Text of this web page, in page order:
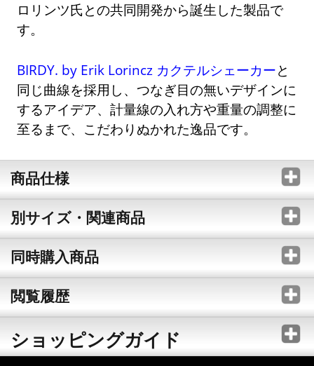
ロリンツ氏との共同開発から誕生した製品で
す。
BIRDY. by Erik Lorincz カクテルシェーカーと
同じ曲線を採用し、つなぎ目の無いデザインに
するアイデア、計量線の入れ方や重量の調整に
至るまで、こだわりぬかれた逸品です。
商品仕様
別サイズ・関連商品
同時購入商品
閲覧履歴
ショッピングガイド